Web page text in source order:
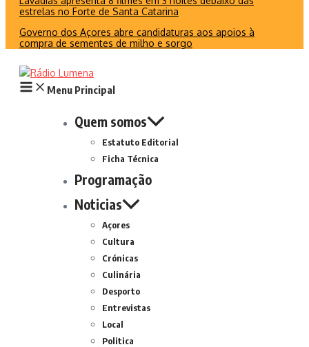
estrelas no Forte de Santa Catarina
Governo dos Açores abre candidaturas aos apoios à
compra de sementes de milho e sorgo
Menu Principal
Quem somos
Estatuto Editorial
Ficha Técnica
Programação
Noticias
Açores
Cultura
Crónicas
Culinária
Desporto
Entrevistas
Local
Politica